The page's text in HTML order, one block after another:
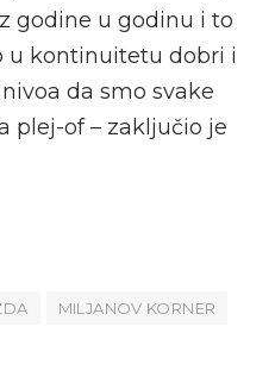
godine u godinu i to
u kontinuitetu dobri i
da smo svake
plej-of – zaključio je
MILJANOV KORNER